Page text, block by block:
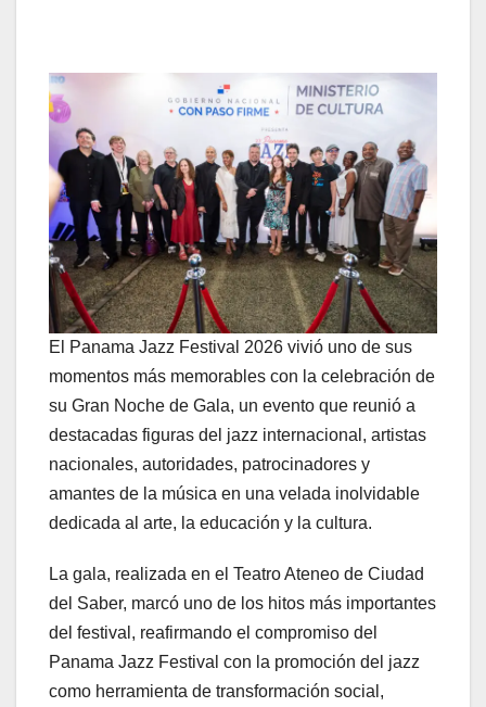
El Panama Jazz Festival 2026 vivió uno de sus
momentos más memorables con la celebración de
su Gran Noche de Gala, un evento que reunió a
destacadas figuras del jazz internacional, artistas
nacionales, autoridades, patrocinadores y
amantes de la música en una velada inolvidable
dedicada al arte, la educación y la cultura.
La gala, realizada en el Teatro Ateneo de Ciudad
del Saber, marcó uno de los hitos más importantes
del festival, reafirmando el compromiso del
Panama Jazz Festival con la promoción del jazz
como herramienta de transformación social,